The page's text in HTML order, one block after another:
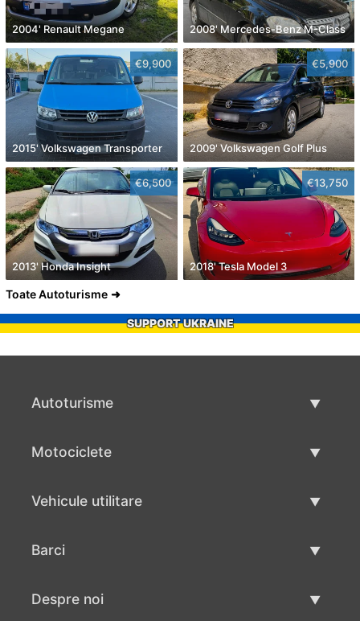
2004' Renault Megane 2008' Mercedes-Benz M-Class
€9,900
2015' Volkswagen Transporter
€5,900
2009' Volkswagen Golf Plus
€6,500
2013' Honda Insight
€13,750
2018' Tesla Model 3
Toate Autoturisme
SUPPORT UKRAINE
Autoturisme
Motociclete
Vehicule utilitare
Barci
Despre noi